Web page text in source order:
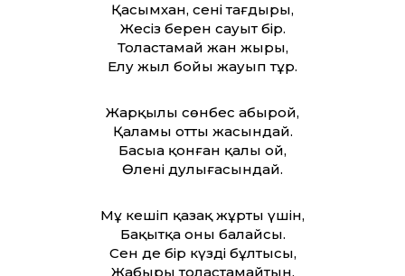
Қасымхан, сенің тағдырың,
Жеңсіз берен сауыт бір.
Толастамай жан жырың,
Елу жыл бойы жауып тұр.
Жарқылы сөнбес абырой,
Қаламың отты жасындай.
Басыңа қонған қалың ой,
Өлеңнің дулығасындай.
Мұң кешіп қазақ жұрты үшін,
Бақытқа оны балайсың.
Сен де бір күздің бұлтысың,
Жаңбыры толастамайтын.